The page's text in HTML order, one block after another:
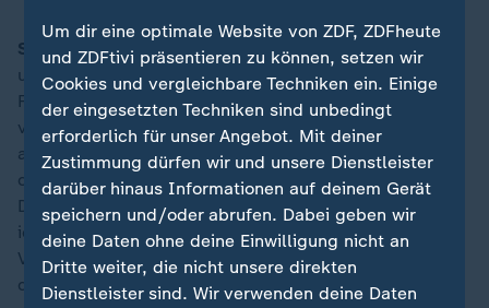
Sollfrank:Ich bin eher den klassischen Weg gegangen
und habe in einem Verein gearbeitet. Dort habe ich
Ferien- und Kinderkurse gegeben oder auch
verschiedene Trainings übernommen. Später bin ich
aus diesem Verein rausgegangen und wurde vom
damals größten und bekanntesten Parkour Team
Deutschlands aufgenommen. Mit diesem Team hatte
ich meine ersten Shows und TV-Auftritte. Durch meine
Videos habe ich immer mehr Follower bekommen und
dadurch kamen auch Kooperationen.
Um dir eine optimale Website von ZDF, ZDFheute
und ZDFtivi präsentieren zu können, setzen wir
Cookies und vergleichbare Techniken ein. Einige
der eingesetzten Techniken sind unbedingt
erforderlich für unser Angebot. Mit deiner
Zustimmung dürfen wir und unsere Dienstleister
darüber hinaus Informationen auf deinem Gerät
speichern und/oder abrufen. Dabei geben wir
deine Daten ohne deine Einwilligung nicht an
Dritte weiter, die nicht unsere direkten
Dienstleister sind. Wir verwenden deine Daten